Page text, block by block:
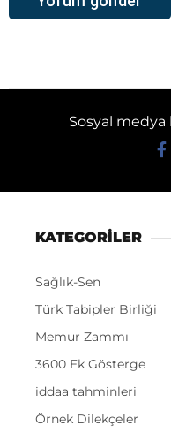
Sosyal medya
KATEGORİLER
Sağlık-Sen
Türk Tabipler Birliği
Memur Zammı
3600 Ek Gösterge
iddaa tahminleri
Örnek Dilekçeler